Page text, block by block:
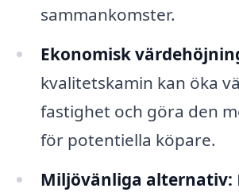
sammankomster.
Ekonomisk
kvalitetskamin kan öka
fastighet och göra den
för potentiella köpare.
Miljövänliga alternativ: